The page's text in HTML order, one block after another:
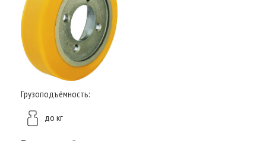
Грузоподъёмность:
до кг